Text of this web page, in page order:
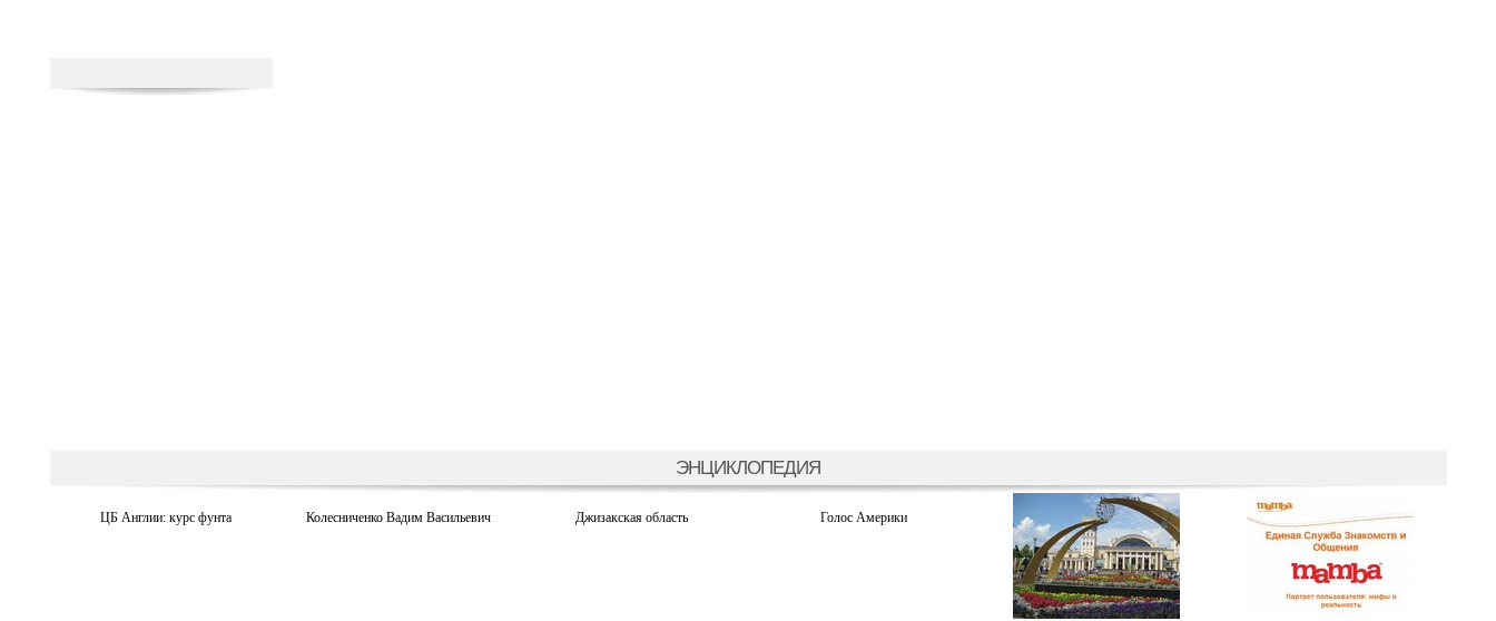
ЭНЦИКЛОПЕДИЯ
ЦБ Англии: курс фунта Колесниченко Вадим Васильевич Джизакская область Голос Америки